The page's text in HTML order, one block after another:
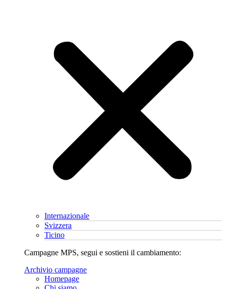
Internazionale
Svizzera
Ticino
Campagne MPS, segui e sostieni il cambiamento:
Archivio campagne
Homepage